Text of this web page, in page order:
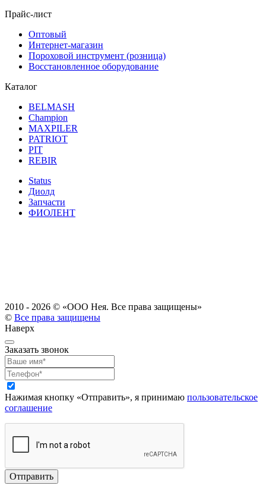
Прайс-лист
Оптовый
Интернет-магазин
Пороховой инструмент (розница)
Восстановленное оборудование
Каталог
BELMASH
Champion
MAXPILER
PATRIOT
PIT
REBIR
Status
Диолд
Запчасти
ФИОЛЕНТ
2010 - 2026 © «ООО Нея. Все права защищены»
© Все права защищены
Наверх
Заказать звонок
Нажимая кнопку «Отправить», я принимаю пользовательское
соглашение